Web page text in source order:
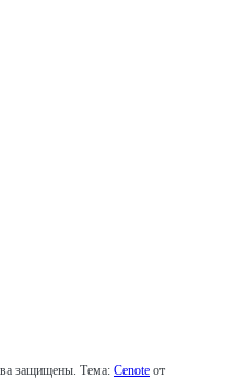
защищены. Тема: Cenote от